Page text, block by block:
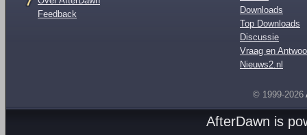
Feedback
Downloads
Top Downloads
Discussie
Vraag en
Nieuws2.nl
© 1999-2026
AfterDawn is